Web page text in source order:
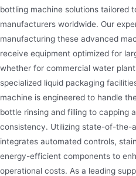
Jndwater est utilisée
boissons non gazeuses,
l’eau purifiée, etc. Le
bouchage sont intégrés
machine d’embouteillage
la bouteille dont la taille
vannes de remplissage de
au jus, au lait
bottling machine solutions tailored
manufacturers worldwide. Our
manufacturing these advanced
receive equipment optimized for
whether for commercial water
specialized liquid packaging
machine is engineered to handle
bottle rinsing and filling to capping
consistency. Utilizing state-of-the-
integrates automated controls,
energy-efficient components to
operational costs. As a leading